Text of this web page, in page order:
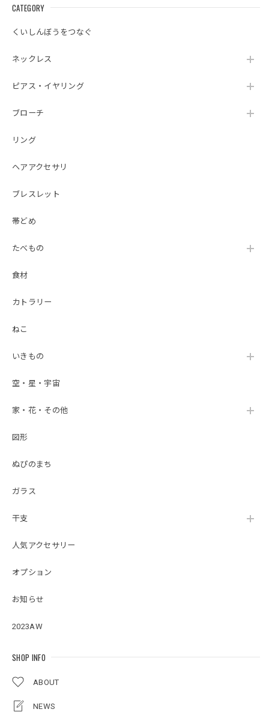
CATEGORY
くいしんぼうをつなぐ
ネックレス
ピアス・イヤリング
ブローチ
リング
ヘアアクセサリ
ブレスレット
帯どめ
たべもの
食材
カトラリー
ねこ
いきもの
空・星・宇宙
家・花・その他
図形
ぬぴのまち
ガラス
干支
人気アクセサリー
オプション
お知らせ
2023AW
SHOP INFO
ABOUT
NEWS